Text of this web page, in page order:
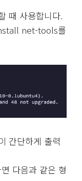
때 사용합니다.
net-tools를
간단하게 출력
다음과 같은 형